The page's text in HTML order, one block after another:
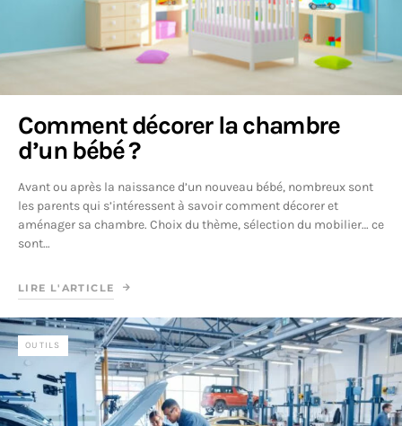
Comment décorer la chambre
d’un bébé ?
Avant ou après la naissance d’un nouveau bébé, nombreux sont
les parents qui s’intéressent à savoir comment décorer et
aménager sa chambre. Choix du thème, sélection du mobilier… ce
sont…
LIRE L'ARTICLE
OUTILS